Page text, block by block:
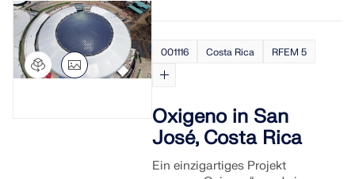
001116 Costa Rica RFEM 5
Oxigeno in San
José, Costa Rica
Ein einzigartiges Projekt